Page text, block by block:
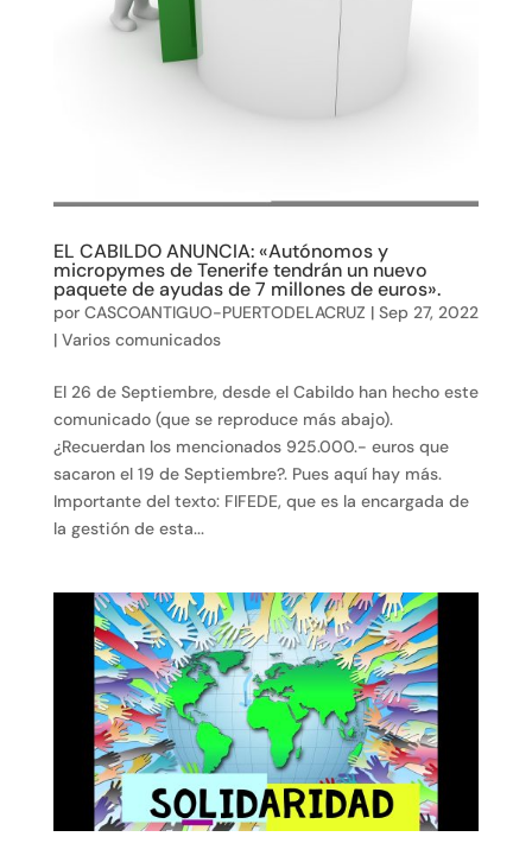
EL CABILDO ANUNCIA: «Autónomos y
micropymes de Tenerife tendrán un nuevo
paquete de ayudas de 7 millones de euros».
por CASCOANTIGUO-PUERTODELACRUZ | Sep 27, 2022
| Varios comunicados
El 26 de Septiembre, desde el Cabildo han hecho este
comunicado (que se reproduce más abajo).
¿Recuerdan los mencionados 925.000.- euros que
sacaron el 19 de Septiembre?. Pues aquí hay más.
Importante del texto: FIFEDE, que es la encargada de
la gestión de esta...